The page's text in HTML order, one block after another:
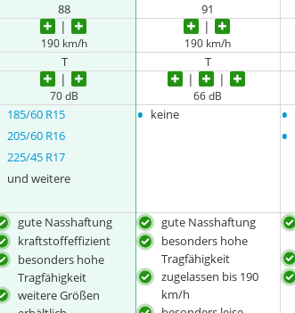
88 91
190 km/h 190 km/h
T T
70 dB 66 dB
185/60 R15
205/60 R16
225/45 R17
und weitere
• keine •
•
gute Nasshaftung
kraftstoffeffizient
besonders hohe
Tragfähigkeit
weitere Größen
gute Nasshaftung
besonders hohe
Tragfähigkeit
zugelassen bis 190
km/h